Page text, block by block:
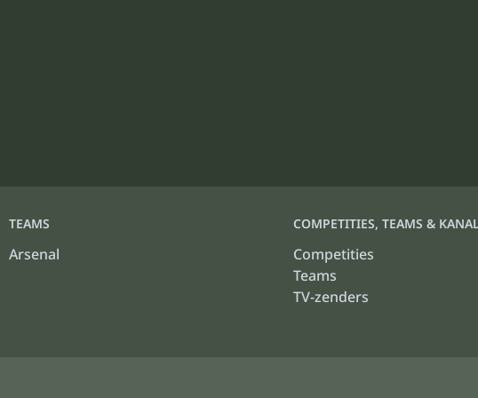
TEAMS
Arsenal
COMPETITIES, TEAMS &
Competities
Teams
TV-zenders